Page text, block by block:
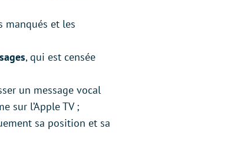
manqués et les
, qui est censée
un message vocal
sur l’Apple TV ;
sa position et sa